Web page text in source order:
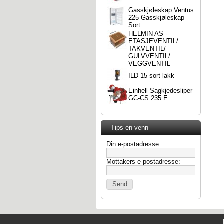
Gasskjøleskap Ventus
225 Gasskjøleskap
Sort
HELMIN AS -
ETASJEVENTIL/
TAKVENTIL/
GULVVENTIL/
VEGGVENTIL
ILD 15 sort lakk
Einhell Sagkjedesliper
GC-CS 235 E
Tips en venn
Din e-postadresse:
Mottakers e-postadresse: